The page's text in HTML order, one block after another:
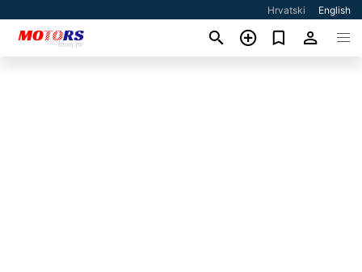
Hrvatski English